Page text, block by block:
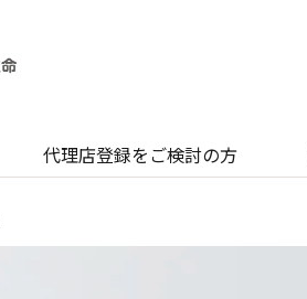
代理店登録をご検討の方